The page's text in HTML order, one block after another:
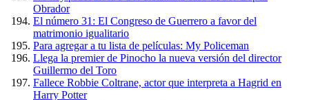
Obrador
El número 31: El Congreso de Guerrero a favor del
matrimonio igualitario
Para agregar a tu lista de películas: My Policeman
Llega la premier de Pinocho la nueva versión del director
Guillermo del Toro
Fallece Robbie Coltrane, actor que interpreta a Hagrid en
Harry Potter